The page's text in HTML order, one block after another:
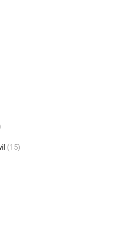
(15)